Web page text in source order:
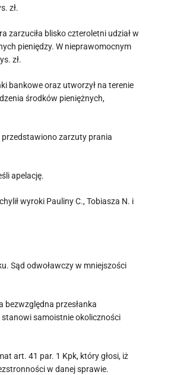
zł.
zarzuciła blisko czteroletni udział w
pieniędzy. W nieprawomocnym
zł.
bankowe oraz utworzył na terenie
środków pieniężnych,
przedstawiono zarzuty prania
apelację.
wyroki Pauliny C., Tobiasza N. i
Sąd odwoławczy w mniejszości
bezwzględna przesłanka
stanowi samoistnie okoliczności
art. 41 par. 1 Kpk, który głosi, iż
w danej sprawie.